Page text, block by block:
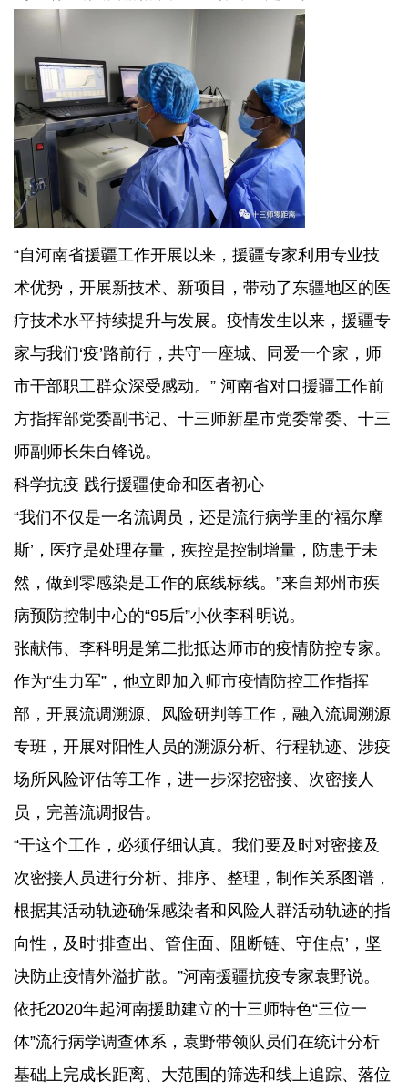
“自河南省援疆工作开展以来，援疆专家利用专业技
术优势，开展新技术、新项目，带动了东疆地区的医
疗技术水平持续提升与发展。疫情发生以来，援疆专
家与我们‘疫’路前行，共守一座城、同爱一个家，师
市干部职工群众深受感动。” 河南省对口援疆工作前
方指挥部党委副书记、十三师新星市党委常委、十三
师副师长朱自锋说。
科学抗疫 践行援疆使命和医者初心
“我们不仅是一名流调员，还是流行病学里的‘福尔摩
斯’，医疗是处理存量，疾控是控制增量，防患于未
然，做到零感染是工作的底线标线。”来自郑州市疾
病预防控制中心的“95后”小伙李科明说。
张献伟、李科明是第二批抵达师市的疫情防控专家。
作为“生力军”，他立即加入师市疫情防控工作指挥
部，开展流调溯源、风险研判等工作，融入流调溯源
专班，开展对阳性人员的溯源分析、行程轨迹、涉疫
场所风险评估等工作，进一步深挖密接、次密接人
员，完善流调报告。
“干这个工作，必须仔细认真。我们要及时对密接及
次密接人员进行分析、排序、整理，制作关系图谱，
根据其活动轨迹确保感染者和风险人群活动轨迹的指
向性，及时‘排查出、管住面、阻断链、守住点’，坚
决防止疫情外溢扩散。”河南援疆抗疫专家袁野说。
依托2020年起河南援助建立的十三师特色“三位一
体”流行病学调查体系，袁野带领队员们在统计分析
基础上完成长距离、大范围的筛选和线上追踪、落位